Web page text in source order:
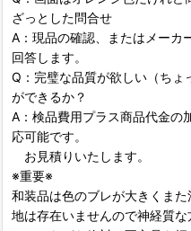
ざっとした問合せ
A：現品の確認、またはメーカ
回答します。
Q：完璧な品質が欲しい（ちょ
ができるか？
A：検品費用プラス商品代金の
応可能です。
お見積りいたします。
※重要※
和装品は色のブレが大きくま
地は存在いませんので神経質な